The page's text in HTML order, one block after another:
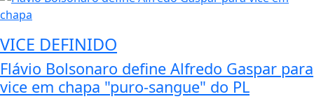
VICE DEFINIDO
Flávio Bolsonaro define Alfredo Gaspar para
vice em chapa "puro-sangue" do PL